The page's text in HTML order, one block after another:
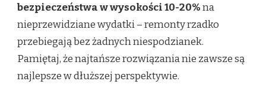
bezpieczeństwa w wysokości 10-20%na
nieprzewidziane wydatki – remonty rzadko
przebiegają bez żadnych niespodzianek.
Pamiętaj, że najtańsze rozwiązania nie zawsze są
najlepsze w dłuższej perspektywie.